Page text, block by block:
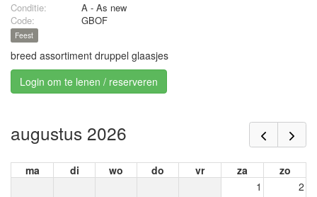
Conditie:
A - As new
Code:
GBOF
Feest
breed assortiment druppel glaasjes
Login om te lenen / reserveren
augustus 2026
ma di wo do vr za
zo
1
2